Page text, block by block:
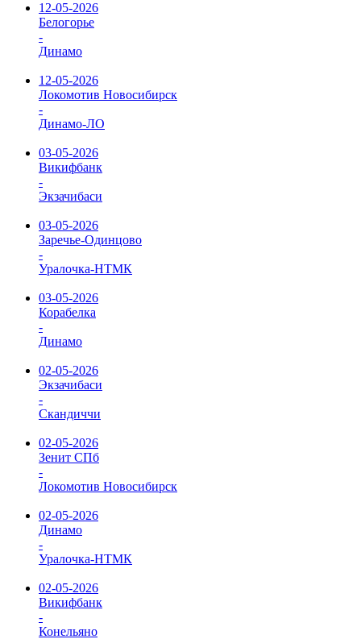
12-05-2026
Белогорье
-
Динамо
12-05-2026
Локомотив Новосибирск
-
Динамо-ЛО
03-05-2026
Викифбанк
-
Экзачибаси
03-05-2026
Заречье-Одинцово
-
Уралочка-НТМК
03-05-2026
Корабелка
-
Динамо
02-05-2026
Экзачибаси
-
Скандиччи
02-05-2026
Зенит СПб
-
Локомотив Новосибирск
02-05-2026
Динамо
-
Уралочка-НТМК
02-05-2026
Викифбанк
-
Конельяно